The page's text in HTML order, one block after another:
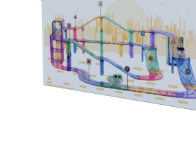
Jucarii dentitie
Jucarii Senzoriale
Teatru de papusi
Umbrele
Tempera și acuarele